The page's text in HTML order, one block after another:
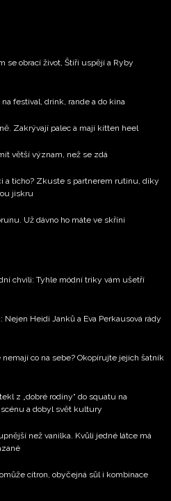
se obrací život, Štíři uspějí a Ryby
festival, drink, rande a do kina
Zakrývají palec a mají kitten heel
větší význam, než se zdá
a ticho? Zkuste s partnerem rutinu, díky
jiskru
Už dávno ho máte ve skříni
chvíli: Tyhle módní triky vám ušetří
Heidi Janků a Eva Perkausová rády
co na sebe? Okopírujte jejich šatník
z „dobré rodiny“ do squatu na
a dobyl svět kultury
než vanilka. Kvůli jedné látce má
citron, obyčejná sůl i kombinace